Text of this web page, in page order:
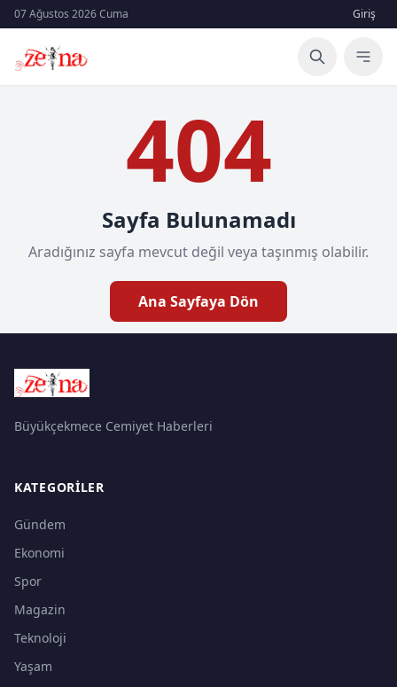
07 Ağustos 2026 Cuma Giriş
404
Sayfa Bulunamadı
Aradığınız sayfa mevcut değil veya taşınmış olabilir.
Ana Sayfaya Dön
Büyükçekmece Cemiyet Haberleri
KATEGORILER
Gündem
Ekonomi
Spor
Magazin
Teknoloji
Yaşam